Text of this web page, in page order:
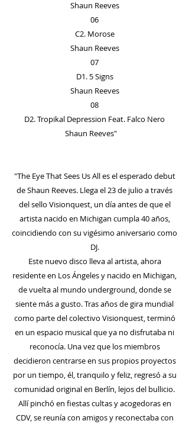
Shaun Reeves
06
C2. Morose
Shaun Reeves
07
D1. 5 Signs
Shaun Reeves
08
D2. Tropikal Depression Feat. Falco Nero
Shaun Reeves"
"The Eye That Sees Us All es el esperado debut
de Shaun Reeves. Llega el 23 de julio a través
del sello Visionquest, un día antes de que el
artista nacido en Michigan cumpla 40 años,
coincidiendo con su vigésimo aniversario como
DJ.
Este nuevo disco lleva al artista, ahora
residente en Los Ángeles y nacido en Michigan,
de vuelta al mundo underground, donde se
siente más a gusto. Tras años de gira mundial
como parte del colectivo Visionquest, terminó
en un espacio musical que ya no disfrutaba ni
reconocía. Una vez que los miembros
decidieron centrarse en sus propios proyectos
por un tiempo, él, tranquilo y feliz, regresó a su
comunidad original en Berlín, lejos del bullicio.
Allí pinchó en fiestas cultas y acogedoras en
CDV, se reunía con amigos y reconectaba con